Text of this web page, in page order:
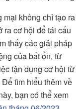
không chỉ tạo ra
ra cơ hội để tái cấu
thấy các giải pháp
của bất ổn, từ
tận dụng cơ hội từ
tìm hiểu thêm về
bạn có thể xem